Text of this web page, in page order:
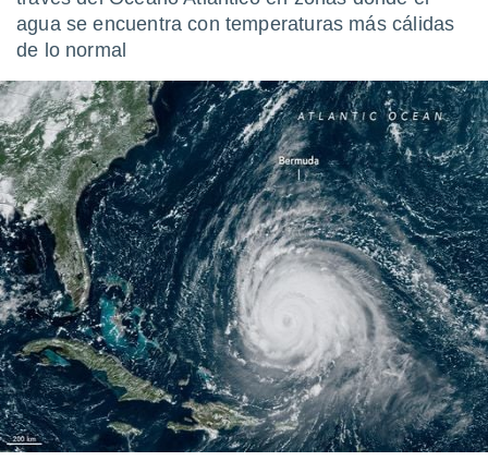
las
y
forma
digital
basada
permite
seguir
contenido
coste.
botón
a la
ACEPTAR
Y
CONTINUAR
CONFIGURACIÓN
agua se encuentra con temperaturas más cálidas
de lo normal